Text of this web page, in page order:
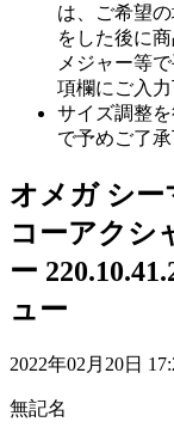
は、ご希望
をした後に
メジャー等
項欄にご入力
サイズ調整
で予めご了承
オメガ シー
コーアクシ
ー
ュー
2022年02月20日
無記名